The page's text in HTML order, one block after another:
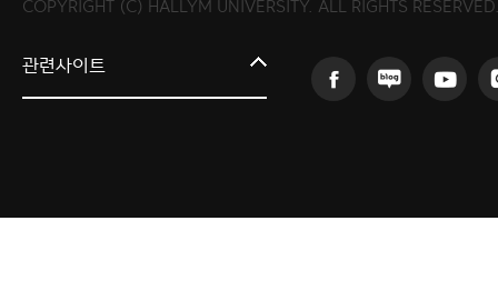
COPYRIGHT (C) HALLYM UNIVERSITY. ALL RIGHTS
관련사이트
커뮤니티교육원
캠퍼스라이프카운슬링센터